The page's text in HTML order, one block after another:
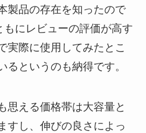
製品の存在を知ったので
にレビューの評価が高す
実際に使用してみたとこ
るというのも納得です。
思える価格帯は大容量と
すし、伸びの良さによっ